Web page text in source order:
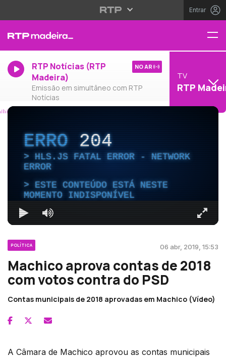
Entrar
RTP Notícias (RTP
Madeira)
Emissão em simultâneo com RTP
Notícias
NO AR
TV
RTP
ERRO204
HLS.JS FATAL ERROR - NETWORK
ERROR
ESTE CONTEÚDO ESTÁ NESTE
MOMENTO INDISPONÍVEL
POLÍTICA 06 abr, 2019, 15:53
Machico aprova contas de 2018
com votos contra do PSD
Contas municipais de 2018 aprovadas em Machico (Vídeo)
A Câmara de Machico aprovou as contas municipais